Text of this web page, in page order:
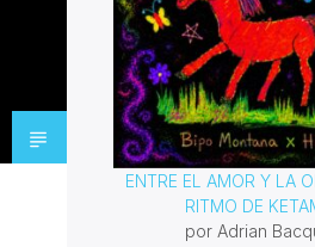
ENTRE EL AMOR Y LA
RITMO DE
por Adrian